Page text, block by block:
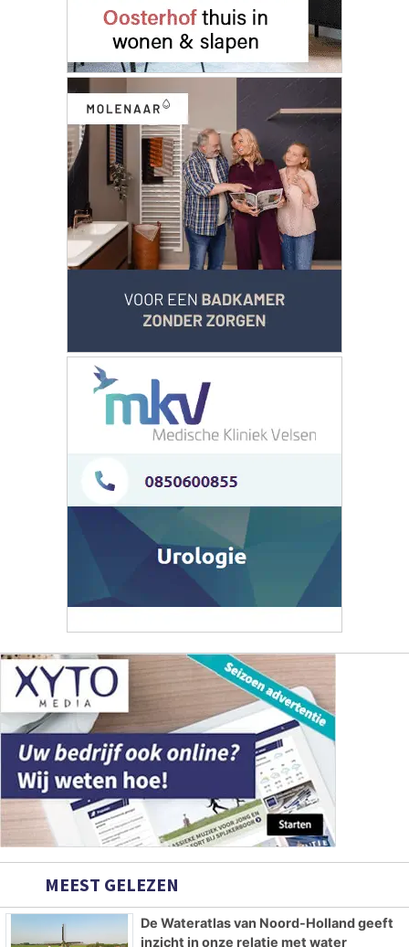
MEEST GELEZEN
De Wateratlas van Noord-Holland geeft
inzicht in onze relatie met water